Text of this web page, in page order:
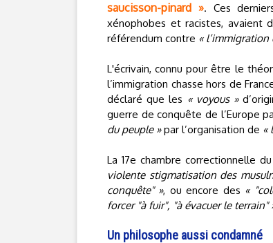
saucisson-pinard ». Ces
xénophobes et racistes, avaient
référendum contre « l’immigration
L'écrivain, connu pour être le
l’immigration chasse hors de
déclaré que les « voyous »
guerre de conquête de l’Europe
du peuple »par l’organisation de «
La 17e chambre correctionnelle
violente stigmatisation des
conquête" », ou encore des «
forcer "à fuir", "à évacuer le
Un philosophe aussi condamné